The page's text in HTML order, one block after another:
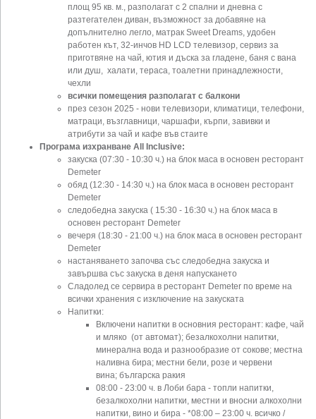
площ 95 кв. м., разполагат с 2 спални и дневна с
разтегателен диван, възможност за добавяне на
допълнително легло, матрак Sweet Dreams, удобен
работен кът, 32-инчов HD LCD телевизор, сервиз за
приготвяне на чай, ютия и дъска за гладене, баня с вана
или душ, халати, тераса, тоалетни принадлежности,
чехли
всички помещения разполагат с балкони
през сезон 2025 - нови телевизори, климатици, телефони,
матраци, възглавници, чаршафи, кърпи, завивки и
атрибути за чай и кафе във стаите
Програма изхранване All Inclusive:
закуска (07:30 - 10:30 ч.) на блок маса в основен ресторант
Demeter
обяд (12:30 - 14:30 ч.) на блок маса в основен ресторант
Demeter
следобедна закуска ( 15:30 - 16:30 ч.) на блок маса в
основен ресторант Demeter
вечеря (18:30 - 21:00 ч.) на блок маса в основен ресторант
Demeter
настаняването започва със следобедна закуска и
завършва със закуска в деня напускането
Сладолед се сервира в ресторант Demeter по време на
всички хранения с изключение на закуската
Напитки:
Включени напитки в основния ресторант: кафе, чай
и мляко (от автомат); безалкохолни напитки,
минерална вода и разнообразие от сокове; местна
наливна бира; местни бели, розе и червени
вина; българска ракия
08:00 - 23:00 ч. в Лоби бара - топли напитки,
безалкохолни напитки, местни и вносни алкохолни
напитки, вино и бира - *08:00 – 23:00 ч. всичко /